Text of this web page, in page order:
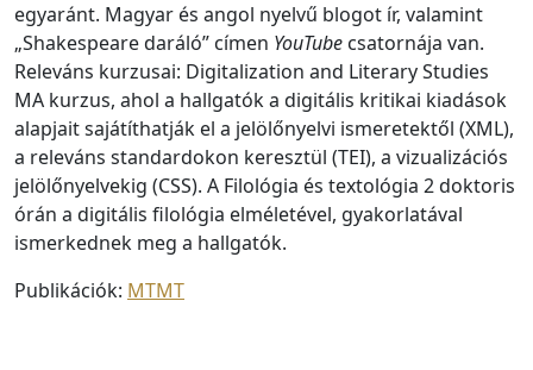
egyaránt. Magyar és angol nyelvű blogot ír, valamint
„Shakespeare daráló” címen YouTube csatornája van.
Releváns kurzusai: Digitalization and Literary Studies
MA kurzus, ahol a hallgatók a digitális kritikai kiadások
alapjait sajátíthatják el a jelölőnyelvi ismeretektől (XML),
a releváns standardokon keresztül (TEI), a vizualizációs
jelölőnyelvekig (CSS). A Filológia és textológia 2 doktoris
órán a digitális filológia elméletével, gyakorlatával
ismerkednek meg a hallgatók.
Publikációk: MTMT